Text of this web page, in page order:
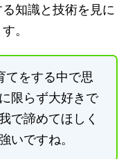
知識と技術を見に
。
てをする中で思
限らず大好きで
で諦めてほしく
いですね。